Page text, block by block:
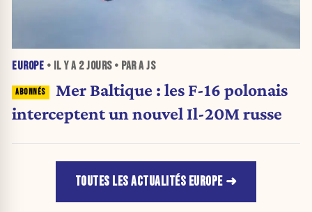
EUROPE • IL Y A 2 JOURS• PAR A JS
Mer Baltique : les F-16 polonais
interceptent un nouvel Il-20M russe
TOUTES LES ACTUALITÉS EUROPE